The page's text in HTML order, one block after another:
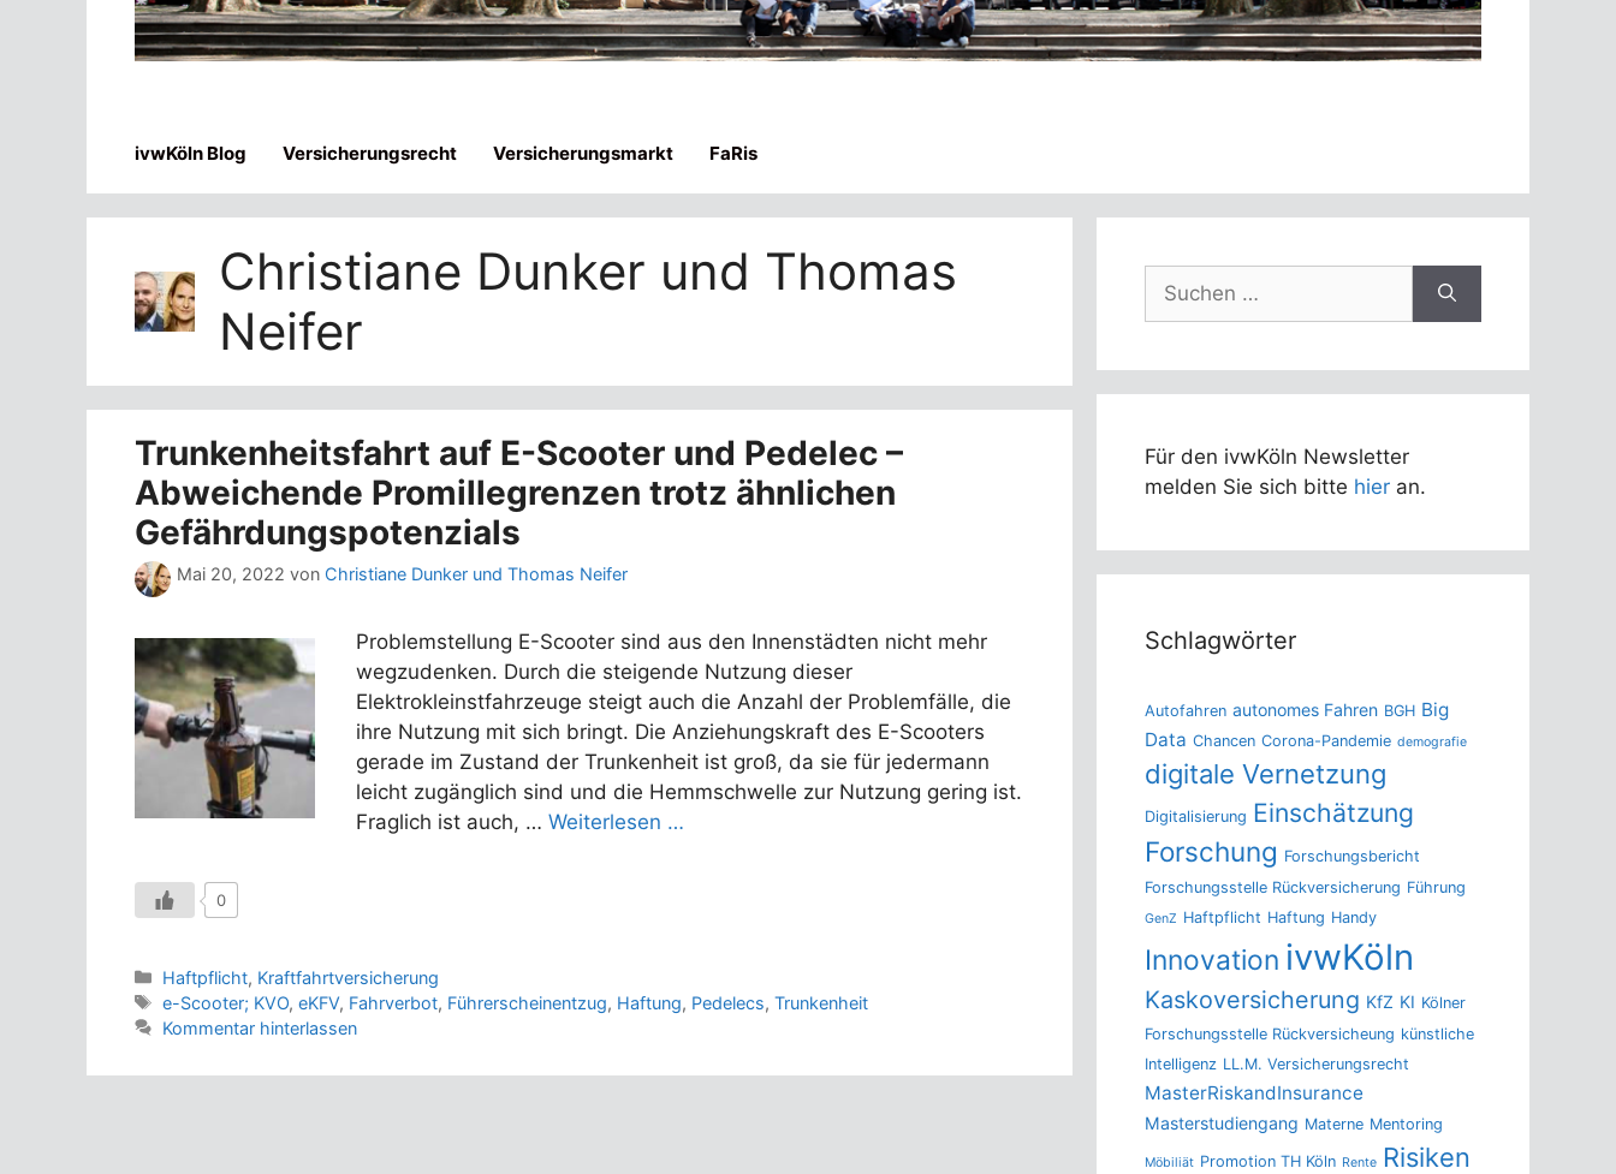
ivwKöln Blog Versicherungsrecht Versicherungsmarkt FaRis
Christiane Dunker und Thomas
Neifer
Trunkenheitsfahrt auf E-Scooter und Pedelec –
Abweichende Promillegrenzen trotz ähnlichen
Gefährdungspotenzials
Mai 20, 2022 von Christiane Dunker und Thomas Neifer
Problemstellung E-Scooter sind aus den Innenstädten nicht mehr
wegzudenken. Durch die steigende Nutzung dieser
Elektrokleinstfahrzeuge steigt auch die Anzahl der Problemfälle, die
ihre Nutzung mit sich bringt. Die Anziehungskraft des E-Scooters
gerade im Zustand der Trunkenheit ist groß, da sie für jedermann
leicht zugänglich sind und die Hemmschwelle zur Nutzung gering ist.
Fraglich ist auch, … Weiterlesen …
0
Kategorien
Haftpflicht, Kraftfahrtversicherung
Schlagwörter
e-Scooter; KVO,eKFV, Fahrverbot, Führerscheinentzug, Haftung, Pedelecs,Trunkenheit
Kommentar hinterlassen
nach:
Für den ivwKöln Newsletter
melden Sie sich bitte hier an.
Schlagwörter
Autofahren autonomes Fahren BGH Big
Data Chancen Corona-Pandemie demografie
digitale Vernetzung
Digitalisierung Einschätzung
Forschung Forschungsbericht
Forschungsstelle Rückversicherung Führung
GenZ Haftpflicht Haftung Handy
Innovation ivwKöln
Kaskoversicherung KfZ KI Kölner
Forschungsstelle Rückversicheung künstliche
Intelligenz LL.M. Versicherungsrecht
MasterRiskandInsurance
Masterstudiengang Materne Mentoring
Möbiliät Promotion TH Köln Rente Risiken